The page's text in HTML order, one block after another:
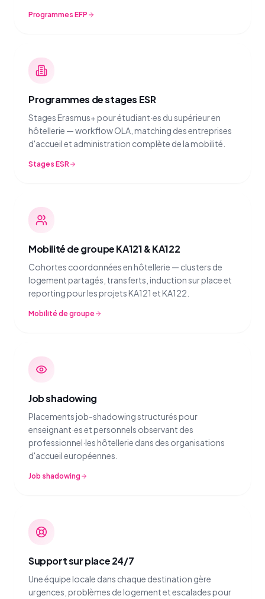
Programmes EFP
Programmes de stages ESR
Stages Erasmus+ pour étudiant·es du supérieur en
hôtellerie — workflow OLA, matching des entreprises
d'accueil et administration complète de la mobilité.
Stages ESR
Mobilité de groupe KA121 & KA122
Cohortes coordonnées en hôtellerie — clusters de
logement partagés, transferts, induction sur place et
reporting pour les projets KA121 et KA122.
Mobilité de groupe
Job shadowing
Placements job-shadowing structurés pour
enseignant·es et personnels observant des
professionnel·les hôtellerie dans des organisations
d'accueil européennes.
Job shadowing
Support sur place 24/7
Une équipe locale dans chaque destination gère
urgences, problèmes de logement et escalades pour